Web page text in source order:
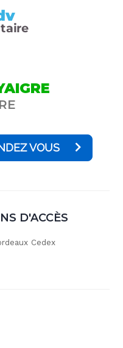
re
VOUS
D'ACCÈS
Cedex